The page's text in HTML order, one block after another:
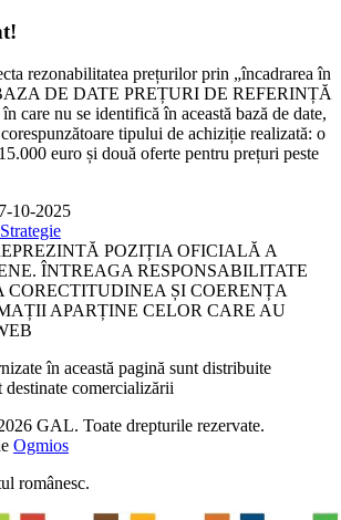
rezonabilitatea prețurilor prin „încadrarea în
DE DATE PREȚURI DE REFERINȚĂ
care nu se identifică în această bază de date,
tipului de achiziție realizată: o
euro și două oferte pentru prețuri peste
10-2025
Strategie
POZIȚIA OFICIALĂ A
ÎNTREAGA RESPONSABILITATE
CORECTITUDINEA ȘI COERENȚA
APARȚINE CELOR CARE AU
în această pagină sunt distribuite
comercializării
GAL. Toate drepturile rezervate.
Ogmios
românesc.